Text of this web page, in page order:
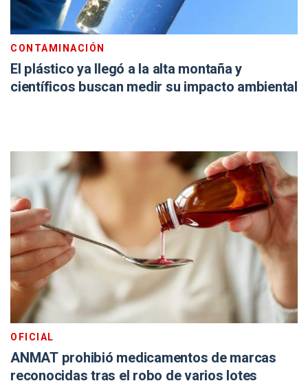
CONTAMINACIÓN
El plástico ya llegó a la alta montaña y
científicos buscan medir su impacto ambiental
OFICIAL
ANMAT prohibió medicamentos de marcas
reconocidas tras el robo de varios lotes